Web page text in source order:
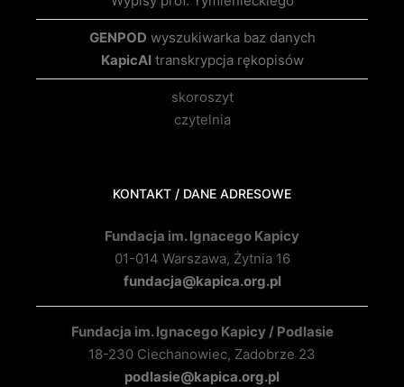
GENPOD wyszukiwarka baz danych
KapicAItranskrypcja rękopisów
skoroszyt
czytelnia
KONTAKT / DANE ADRESOWE
Fundacja im. Ignacego Kapicy
01-014 Warszawa, Żytnia 16
fundacja@kapica.org.pl
Fundacja im. Ignacego Kapicy / Podlasie
18-230 Ciechanowiec, Zadobrze 23
podlasie@kapica.org.pl